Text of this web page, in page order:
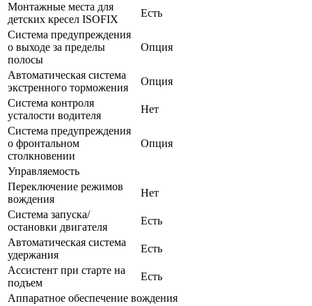
Монтажные места для
детских кресел ISOFIX
Есть
Система предупреждения
о выходе за пределы
полосы
Опция
Автоматическая система
экстренного торможения
Опция
Система контроля
усталости водителя
Нет
Система предупреждения
о фронтальном
столкновении
Опция
Управляемость
Переключение режимов
вождения
Нет
Система запуска/
остановки двигателя
Есть
Автоматическая система
удержания
Есть
Ассистент при старте на
подъем
Есть
Аппаратное обеспечение вождения